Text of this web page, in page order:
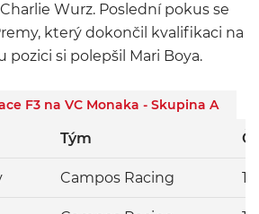
Wurz. Poslední pokus se
který dokončil kvalifikaci na
pozici si polepšil Mari Boya.
F3 na VC Monaka - Skupina A
Tým
Campos Racing